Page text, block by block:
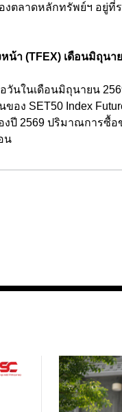
ตลาดหลักทรัพย์ฯ อยู่ที่
า (TFEX) เดือนมิถุนา
นในเดือนมิถุนายน
อง SET50 Index
งปี 2569 ปริมาณการซื้
น